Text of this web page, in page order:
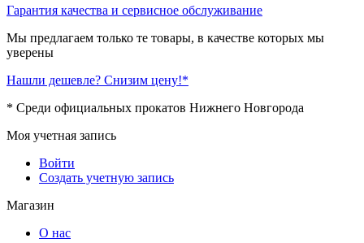
Гарантия качества и сервисное обслуживание
Мы предлагаем только те товары, в качестве которых мы
уверены
Нашли дешевле? Снизим цену!*
* Среди официальных прокатов Нижнего Новгорода
Моя учетная запись
Войти
Создать учетную запись
Магазин
О нас